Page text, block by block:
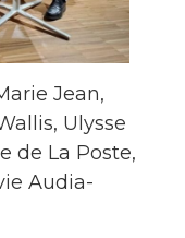
Jean,
Ulysse
de La Poste,
Audia-